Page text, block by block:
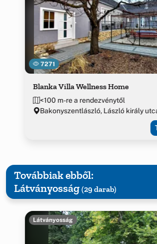
7271
Blanka Villa Wellness Home
<100 m-re a rendezvénytől
Bakonyszentlászló, László király
Továbbiak ebből:
Látványosság (29 darab)
Látványosság